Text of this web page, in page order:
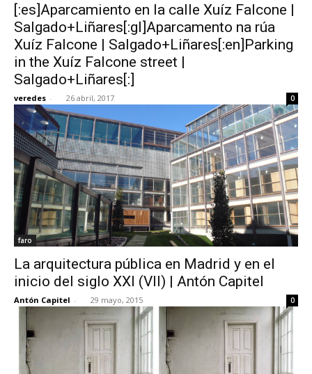
[:es]Aparcamiento en la calle Xuíz Falcone |
Salgado+Liñares[:gl]Aparcamento na rúa
Xuíz Falcone | Salgado+Liñares[:en]Parking
in the Xuíz Falcone street |
Salgado+Liñares[:]
veredes - 26 abril, 2017 0
faro
La arquitectura pública en Madrid y en el
inicio del siglo XXI (VII) | Antón Capitel
Antón Capitel - 29 mayo, 2015 0